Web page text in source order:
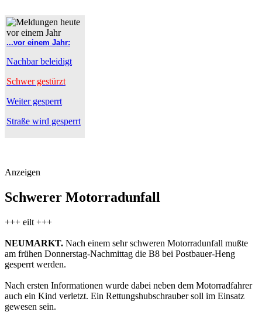
...vor einem Jahr:
Nachbar beleidigt
Schwer gestürzt
Weiter gesperrt
Straße wird gesperrt
Anzeigen
Schwerer Motorradunfall
+++ eilt +++
NEUMARKT. Nach einem sehr schweren Motorradunfall mußte
am frühen Donnerstag-Nachmittag die B8 bei Postbauer-Heng
gesperrt werden.
Nach ersten Informationen wurde dabei neben dem Motorradfahrer
auch ein Kind verletzt. Ein Rettungshubschrauber soll im Einsatz
gewesen sein.